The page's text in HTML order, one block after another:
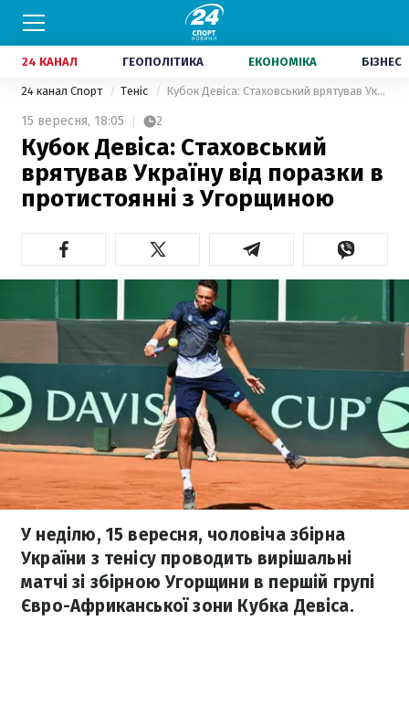
24 КАНАЛ ГЕОПОЛІТИКА ЕКОНОМІКА БІЗНЕС
24 канал Спорт Теніс Кубок Девіса: Стаховський врятував Україну від поразки в протистоянні з Угорщиною
15 вересня, 18:05 2
Кубок Девіса: Стаховський
врятував Україну від поразки в
протистоянні з Угорщиною
У неділю, 15 вересня, чоловіча збірна
України з тенісу проводить вирішальні
матчі зі збірною Угорщини в першій групі
Євро-Африканської зони Кубка Девіса.